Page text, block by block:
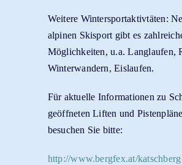
Weitere Wintersportaktivtäten:
alpinen Skisport gibt es
Möglichkeiten, u.a. Langlaufen,
Winterwandern, Eislaufen.
Für aktuelle Informationen zu
geöffneten Liften und
besuchen Sie bitte:
http://www.bergfex.at/katschberg